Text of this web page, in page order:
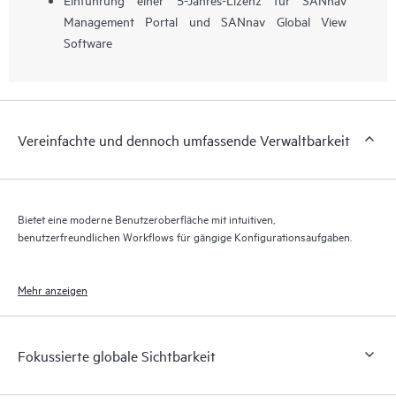
Management Portal und SANnav Global View
Software
Vereinfachte und dennoch umfassende Verwaltbarkeit
Bietet eine moderne Benutzeroberfläche mit intuitiven,
benutzerfreundlichen Workflows für gängige Konfigurationsaufgaben.
Mehr anzeigen
Fokussierte globale Sichtbarkeit